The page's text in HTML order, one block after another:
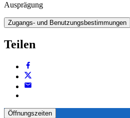
Ausprägung
Zugangs- und Benutzungsbestimmungen
Teilen
Öffnungszeiten